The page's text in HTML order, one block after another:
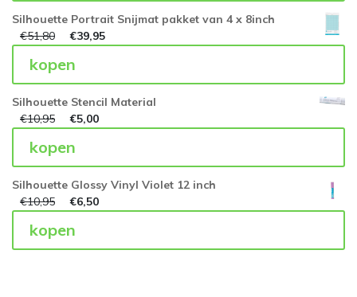
Silhouette Portrait Snijmat pakket van 4 x 8inch
€51,80 €39,95
kopen
Silhouette Stencil Material
€10,95 €5,00
kopen
Silhouette Glossy Vinyl Violet 12 inch
€10,95 €6,50
kopen